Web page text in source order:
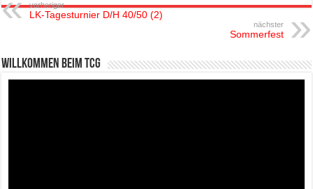
vorheriger
LK-Tagesturnier D/H 40/50 (2)
nächster
Sommerfest
Willkommen beim TCG